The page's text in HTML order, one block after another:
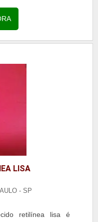
LISA
- SP
retilínea lisa é